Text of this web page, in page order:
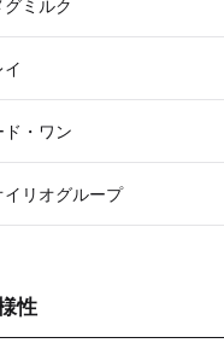
グミルク
イ
ド・ワン
イリオグループ
性